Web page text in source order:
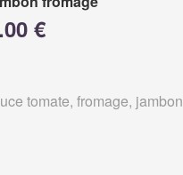
€
tomate, fromage, jambon